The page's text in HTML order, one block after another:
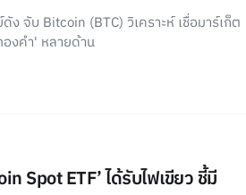
จับ Bitcoin (BTC) วิเคราะห์ เชื่อมาร์เก็ต
งคำ' หลายด้าน
Spot ETF’ ได้รับไฟเขียว ชี้มี